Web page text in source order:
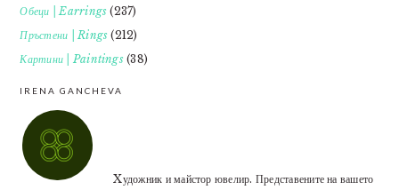
Обеци | Earrings (237)
Пръстени | Rings (212)
Картини | Paintings(38)
IRENA GANCHEVA
Xудожник и майстор ювелир. Представените на вашето